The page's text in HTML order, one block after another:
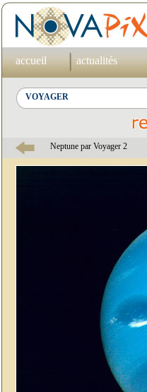
accueil actualités
Neptune par Voyager 2